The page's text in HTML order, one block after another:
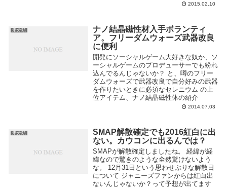
2015.02.10
未分類
ナノ結晶磁性材入手ボランティ
ア。フリーダムウォーズ武器改良
に便利
開発にソーシャルゲーム大好きな奴か、ソ
ーシャルゲームのプロデューサーでも紛れ
込んでるんじゃないか？ と、噂のフリー
ダムウォーズで武器改良で自分好みの武器
を作りたいときに必須なセレニウム の上
位アイテム、ナノ結晶磁性体の紹介
2014.07.03
未分類
SMAP解散確定でも2016紅白に出
ない。カウコンに出るんでは？
SMAPが解散確定しましたね。 経緯が経
緯なので驚きのような全然驚けないよう
な。 12月31日という思わせぶりな解散日
について ジャニーズファンからは紅白出
ないんじゃないか？って予想が出てます